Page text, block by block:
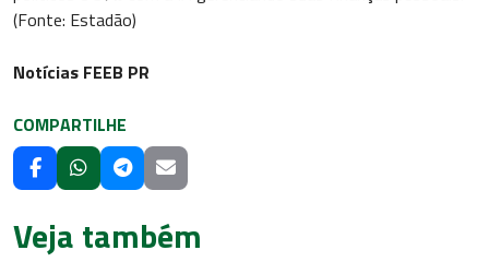
(Fonte: Estadão)
Notícias FEEB PR
COMPARTILHE
Veja também